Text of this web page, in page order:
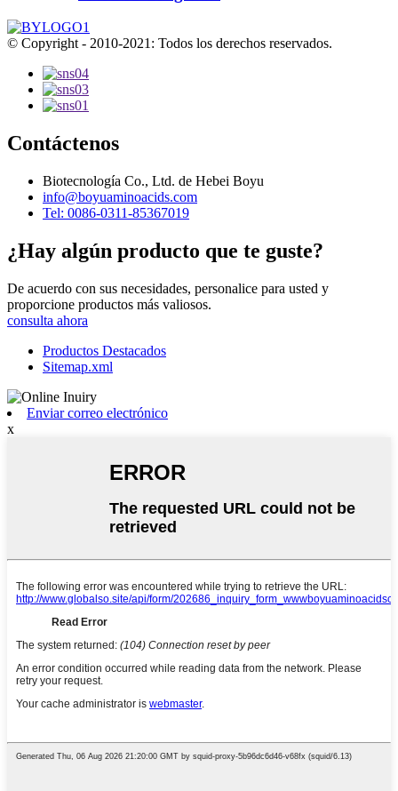
© Copyright - 2010-2021: Todos los derechos reservados.
Contáctenos
Biotecnología Co., Ltd. de Hebei Boyu
info@boyuaminoacids.com
Tel: 0086-0311-85367019
¿Hay algún producto que te guste?
De acuerdo con sus necesidades, personalice para usted y
proporcione productos más valiosos.
consulta ahora
Productos Destacados
Sitemap.xml
Enviar correo electrónico
x